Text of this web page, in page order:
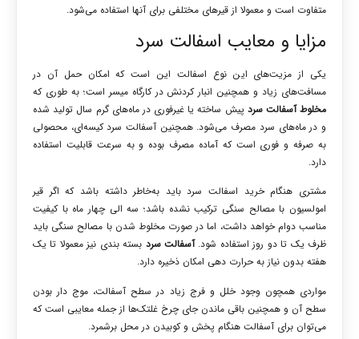
متفاوت است و معمولا از قیرهای مختلفی برای آنها استفاده می‌شود.
مزایا و معایب اسفالت سرد
یکی از مزیت‌های این نوع اسفالت این است که امکان حمل آن در
مسافت‌های زیاد و همچنین انبار کردنش در کارگاه میسر است؛ به طوری که
مخلوط آسفالت سرد پیش ساخته یا غیرفوری در ماه‌های گرم سال تولید شده
و در ماه‌های سرد مصرف می‌شود. همچنین آسفالت سرد کیسه‌ای، محصولی
به صرفه و فوری است که آماده مصرف بوده و به سرعت قابلیت استفاده
دارد.
مشتری هنگام خرید اسفالت سرد باید به‌خاطر داشته باشد که اگر قیر
امولسیون با مصالح سنگی ترکیب نشده باشد؛ سه الی چهار ماه با کیفیت
مناسب دوام خواهد داشت، اما در صورت مخلوط شدن با مصالح سنگی باید
ظرف یک تا دو روز استفاده شود.آسفالت سرد بسته بندی نیز معمولا تا یک
هفته بدون نیاز به حرارت دهی امکان ذخیره دارد.
مواردی همچون وجود خلل و فرج زیاد در سطح آسفالت، موج دار بودن
سطح آن و همچنین باقی ماندن جای چرخ غلتک‌ها از جمله معایبی است که
می‌توان برای آسفالت هنگام پخش و کوبیدن در محل برشمرد.